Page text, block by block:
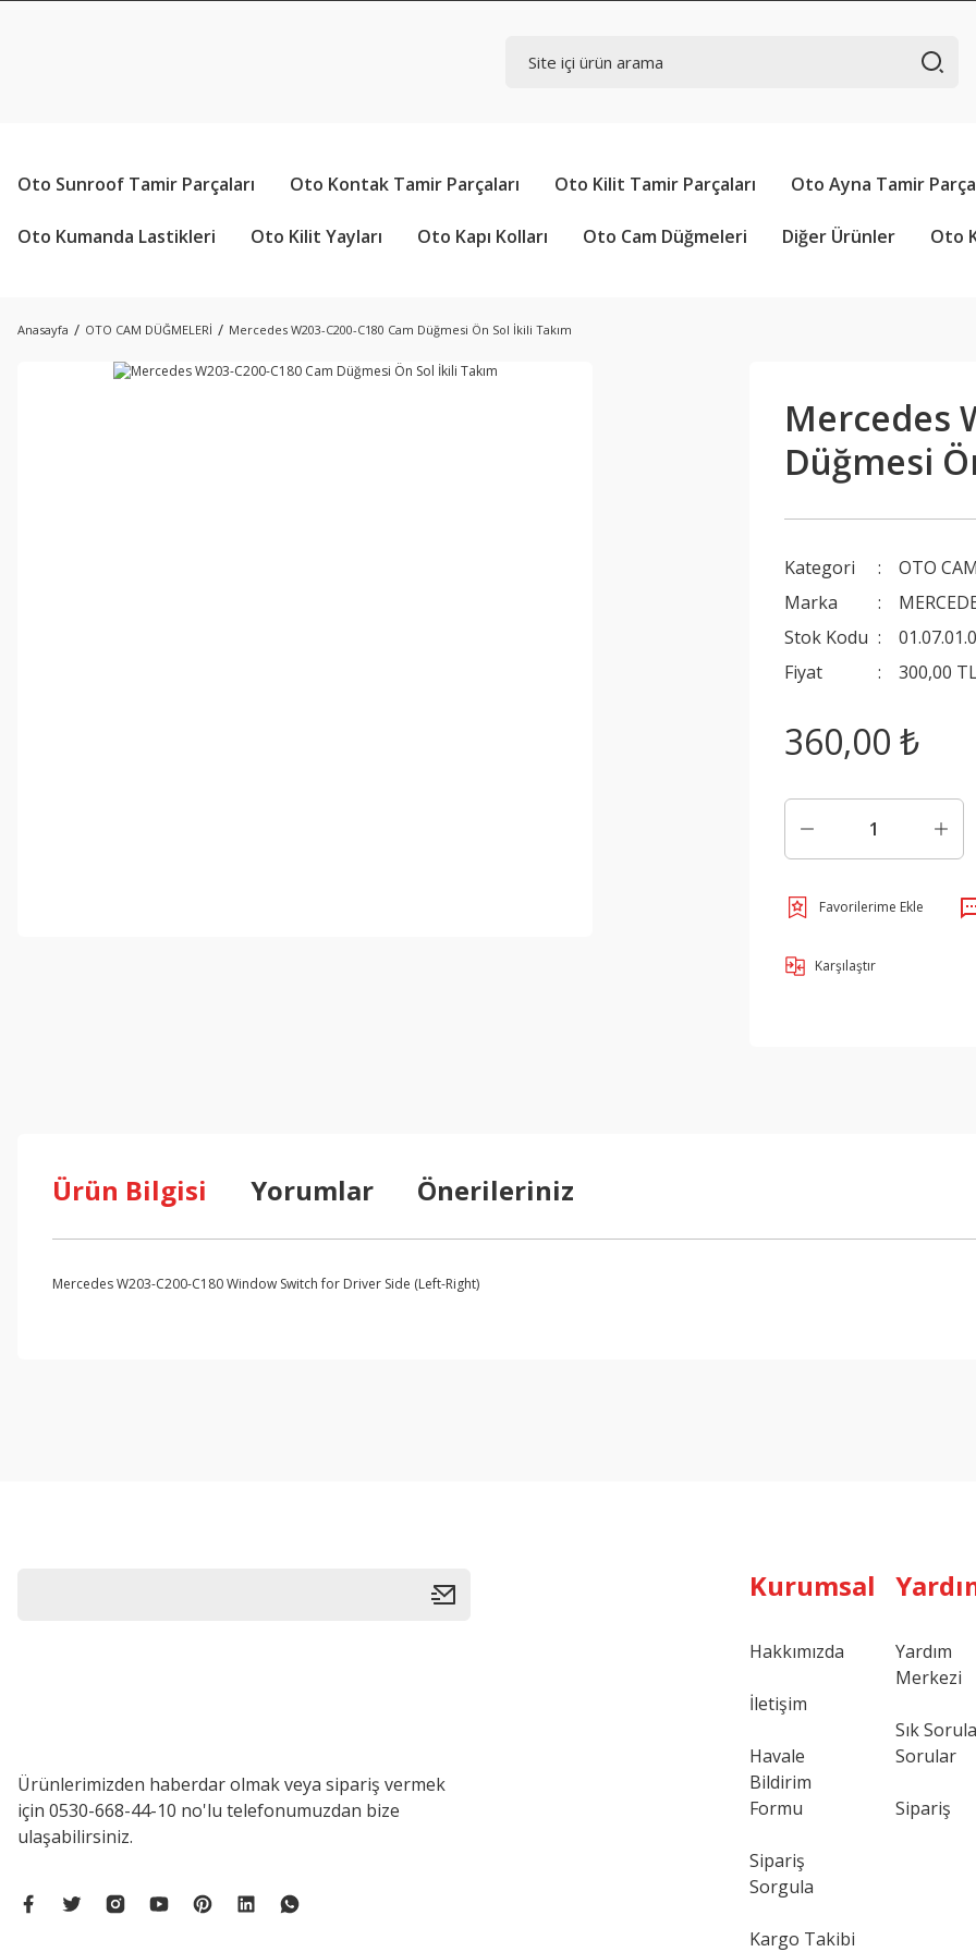
Oto Sunroof Tamir Parçaları Oto Kontak Tamir Parçaları Oto Kilit Tamir Parçaları Oto Ayna Tamir
Oto Kumanda Lastikleri Oto Kilit Yayları Oto Kapı Kolları Oto Cam Düğmeleri Diğer Ürünler Oto
Anasayfa OTO CAM DÜĞMELERİ Mercedes W203-C200-C180 Cam Düğmesi Ön Sol İkili Takım
Mercedes
Düğmesi
Kategori
OTO
Marka
Stok Kodu
Fiyat
300,00
360,00 ₺
Karşılaştır
Ürün Bilgisi Yorumlar Önerileriniz
Mercedes W203-C200-C180 Window Switch for Driver Side (Left-Right)
Ürünlerimizden haberdar olmak veya sipariş vermek
için 0530-668-44-10 no'lu telefonumuzdan bize
ulaşabilirsiniz.
Kurumsal
Hakkımızda
İletişim
Havale
Bildirim
Formu
Sipariş
Sorgula
Kargo Takibi
Yardım
Merkezi
Sık
Sorular
Sipariş